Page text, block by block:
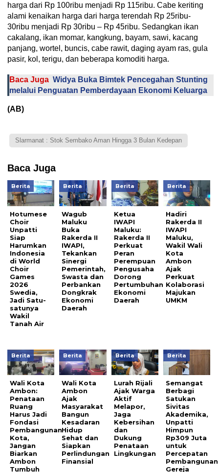
harga dari Rp 100ribu menjadi Rp 115ribu. Cabe keriting
alami kenaikan harga dari harga terendah Rp 25ribu-
30ribu menjadi Rp 30ribu – Rp 45ribu. Sedangkan ikan
cakalang, ikan momar, kangkung, bayam, sawi, kacang
panjang, wortel, buncis, cabe rawit, daging ayam ras, gula
pasir, kol, terigu, dan beberapa komoditi harga.
Baca Juga Widya Buka Bimtek Pencegahan Stunting
melalui Penguatan Pemberdayaan Ekonomi Keluarga
(AB)
Slarmanat : Stok Sembako Aman Hingga 3 Bulan Kedepan
Baca Juga
Berita
Hotumese
Choir
Unpatti
Siap
Harumkan
Indonesia
di World
Choir
Games
2026
Swedia,
Jadi Satu-
satunya
Wakil
Tanah Air
Berita
Wagub
Maluku
Buka
Rakerda II
IWAPI,
Tekankan
Sinergi
Pemerintah,
Swasta dan
Perbankan
Dongkrak
Ekonomi
Daerah
Berita
Ketua
IWAPI
Maluku:
Rakerda II
Perkuat
Peran
Perempuan
Pengusaha
Dorong
Pertumbuhan
Ekonomi
Daerah
Berita
Hadiri
Rakerda II
IWAPI
Maluku,
Wakil Wali
Kota
Ambon
Ajak
Perkuat
Kolaborasi
Majukan
UMKM
Berita
Wali Kota
Ambon:
Penataan
Ruang
Harus Jadi
Fondasi
Pembangunan
Kota,
Jangan
Biarkan
Ambon
Tumbuh
Berita
Wali Kota
Ambon
Ajak
Masyarakat
Bangun
Kesadaran
Hidup
Sehat dan
Siapkan
Perlindungan
Finansial
Berita
Lurah Rijali
Ajak Warga
Aktif
Melapor,
Jaga
Kebersihan
dan
Dukung
Penataan
Lingkungan
Berita
Semangat
Berbagi
Satukan
Sivitas
Akademika,
Unpatti
Himpun
Rp309 Juta
untuk
Percepatan
Pembangunan
Gereja